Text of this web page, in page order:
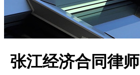
张江经济合同律